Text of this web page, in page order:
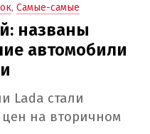
, Самые-самые
названы
автомобили
Lada стали
на вторичном